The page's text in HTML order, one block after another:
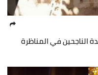
الناجحين في المناظرة